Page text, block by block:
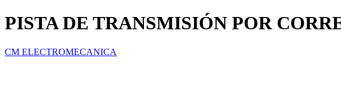
PISTA DE TRANSMISIÓN POR
CM ELECTROMECANICA